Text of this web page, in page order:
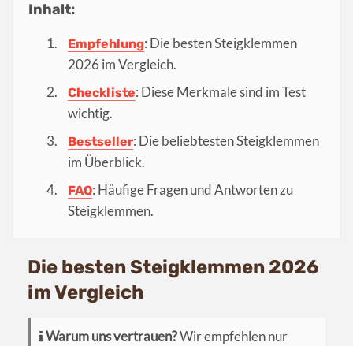
Inhalt:
Empfehlung: Die besten Steigklemmen
2026 im Vergleich.
Checkliste: Diese Merkmale sind im Test
wichtig.
Bestseller: Die beliebtesten Steigklemmen
im Überblick.
FAQ: Häufige Fragen und Antworten zu
Steigklemmen.
Die besten Steigklemmen 2026
im Vergleich
Warum uns vertrauen?Wir empfehlen nur